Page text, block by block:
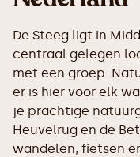
De Steeg ligt in
centraal gelegen
met een groep.
er is hier voor elk
je prachtige
Heuvelrug en de
wandelen, fietsen